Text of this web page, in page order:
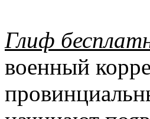
Глиф
военный